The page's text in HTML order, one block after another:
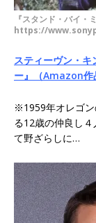
『スタンド・バイ・
https://
スティーヴン・キ
ー』（Amazon作
※1959年オレゴン
る12歳の仲良し
て野ざらしに…